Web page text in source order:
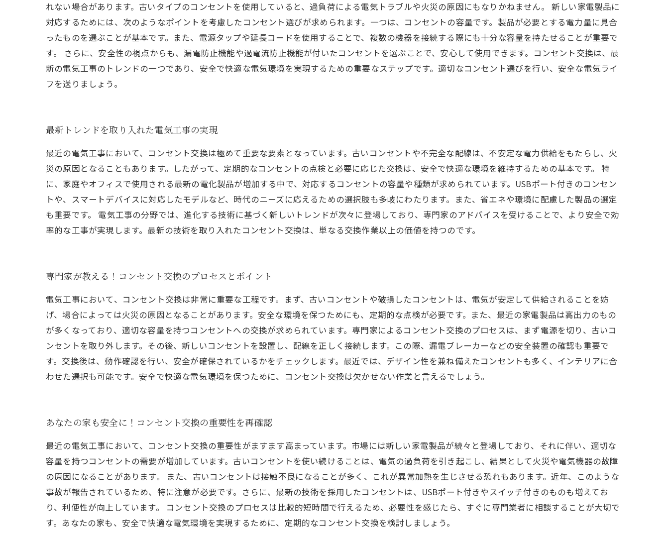
れない場合があります。古いタイプのコンセントを使用していると、過負荷による電気トラブルや火災の原因にもなりかねません。 新しい家電製品に
対応するためには、次のようなポイントを考慮したコンセント選びが求められます。一つは、コンセントの容量です。製品が必要とする電力量に見合
ったものを選ぶことが基本です。また、電源タップや延長コードを使用することで、複数の機器を接続する際にも十分な容量を持たせることが重要で
す。 さらに、安全性の視点からも、漏電防止機能や過電流防止機能が付いたコンセントを選ぶことで、安心して使用できます。コンセント交換は、最
新の電気工事のトレンドの一つであり、安全で快適な電気環境を実現するための重要なステップです。適切なコンセント選びを行い、安全な電気ライ
フを送りましょう。
最新トレンドを取り入れた電気工事の実現
最近の電気工事において、コンセント交換は極めて重要な要素となっています。古いコンセントや不完全な配線は、不安定な電力供給をもたらし、火
災の原因となることもあります。したがって、定期的なコンセントの点検と必要に応じた交換は、安全で快適な環境を維持するための基本です。 特
に、家庭やオフィスで使用される最新の電化製品が増加する中で、対応するコンセントの容量や種類が求められています。USBポート付きのコンセン
トや、スマートデバイスに対応したモデルなど、時代のニーズに応えるための選択肢も多岐にわたります。また、省エネや環境に配慮した製品の選定
も重要です。 電気工事の分野では、進化する技術に基づく新しいトレンドが次々に登場しており、専門家のアドバイスを受けることで、より安全で効
率的な工事が実現します。最新の技術を取り入れたコンセント交換は、単なる交換作業以上の価値を持つのです。
専門家が教える！コンセント交換のプロセスとポイント
電気工事において、コンセント交換は非常に重要な工程です。まず、古いコンセントや破損したコンセントは、電気が安定して供給されることを妨
げ、場合によっては火災の原因となることがあります。安全な環境を保つためにも、定期的な点検が必要です。また、最近の家電製品は高出力のもの
が多くなっており、適切な容量を持つコンセントへの交換が求められています。専門家によるコンセント交換のプロセスは、まず電源を切り、古いコ
ンセントを取り外します。その後、新しいコンセントを設置し、配線を正しく接続します。この際、漏電ブレーカーなどの安全装置の確認も重要で
す。交換後は、動作確認を行い、安全が確保されているかをチェックします。最近では、デザイン性を兼ね備えたコンセントも多く、インテリアに合
わせた選択も可能です。安全で快適な電気環境を保つために、コンセント交換は欠かせない作業と言えるでしょう。
あなたの家も安全に！コンセント交換の重要性を再確認
最近の電気工事において、コンセント交換の重要性がますます高まっています。市場には新しい家電製品が続々と登場しており、それに伴い、適切な
容量を持つコンセントの需要が増加しています。古いコンセントを使い続けることは、電気の過負荷を引き起こし、結果として火災や電気機器の故障
の原因になることがあります。 また、古いコンセントは接触不良になることが多く、これが異常加熱を生じさせる恐れもあります。近年、このような
事故が報告されているため、特に注意が必要です。さらに、最新の技術を採用したコンセントは、USBポート付きやスイッチ付きのものも増えてお
り、利便性が向上しています。 コンセント交換のプロセスは比較的短時間で行えるため、必要性を感じたら、すぐに専門業者に相談することが大切で
す。あなたの家も、安全で快適な電気環境を実現するために、定期的なコンセント交換を検討しましょう。